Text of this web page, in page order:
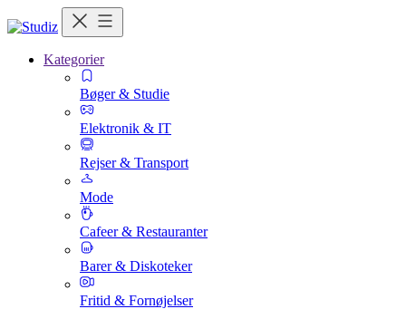
Kategorier
Bøger & Studie
Elektronik & IT
Rejser & Transport
Mode
Cafeer & Restauranter
Barer & Diskoteker
Fritid & Fornøjelser